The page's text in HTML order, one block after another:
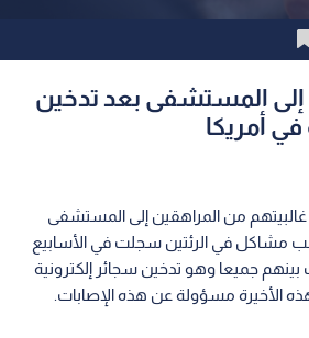
المستشفى بعد تدخين
في أمريكا
من المراهقين إلى المستشفى
مشاكل في الرئتين سجلت في الأسابيع
جميعا وهو تدخين سجائر إلكترونية
الأخيرة مسؤولة عن هذه الإصابات.